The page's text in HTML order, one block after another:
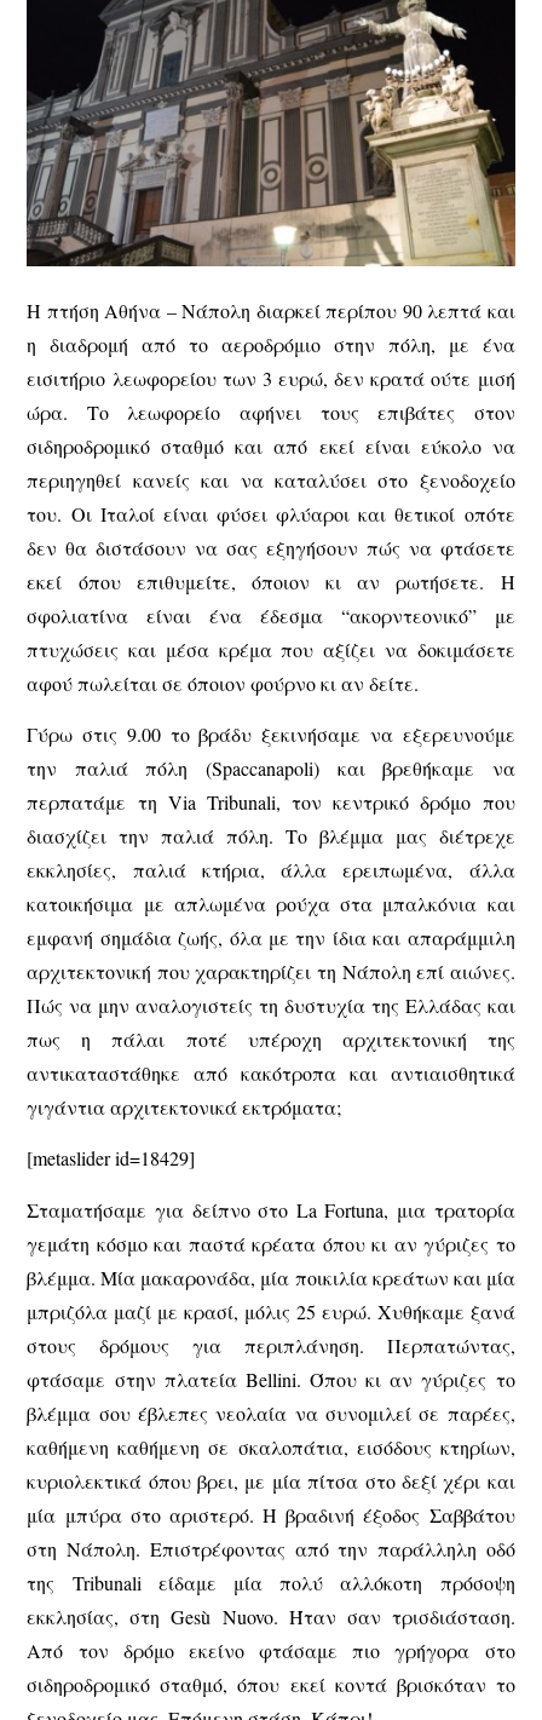
Η πτήση Αθήνα – Νάπολη διαρκεί περίπου 90 λεπτά και
η διαδρομή από το αεροδρόμιο στην πόλη, με ένα
εισιτήριο λεωφορείου των 3 ευρώ, δεν κρατά ούτε μισή
ώρα. Το λεωφορείο αφήνει τους επιβάτες στον
σιδηροδρομικό σταθμό και από εκεί είναι εύκολο να
περιηγηθεί κανείς και να καταλύσει στο ξενοδοχείο
του. Οι Ιταλοί είναι φύσει φλύαροι και θετικοί οπότε
δεν θα διστάσουν να σας εξηγήσουν πώς να φτάσετε
εκεί όπου επιθυμείτε, όποιον κι αν ρωτήσετε. Η
σφολιατίνα είναι ένα έδεσμα “ακορντεονικό” με
πτυχώσεις και μέσα κρέμα που αξίζει να δοκιμάσετε
αφού πωλείται σε όποιον φούρνο κι αν δείτε.
Γύρω στις 9.00 το βράδυ ξεκινήσαμε να εξερευνούμε
την παλιά πόλη (Spaccanapoli) και βρεθήκαμε να
περπατάμε τη Via Tribunali, τον κεντρικό δρόμο που
διασχίζει την παλιά πόλη. Το βλέμμα μας διέτρεχε
εκκλησίες, παλιά κτήρια, άλλα ερειπωμένα, άλλα
κατοικήσιμα με απλωμένα ρούχα στα μπαλκόνια και
εμφανή σημάδια ζωής, όλα με την ίδια και απαράμμιλη
αρχιτεκτονική που χαρακτηρίζει τη Νάπολη επί αιώνες.
Πώς να μην αναλογιστείς τη δυστυχία της Ελλάδας και
πως η πάλαι ποτέ υπέροχη αρχιτεκτονική της
αντικαταστάθηκε από κακότροπα και αντιαισθητικά
γιγάντια αρχιτεκτονικά εκτρόματα;
[metaslider id=18429]
Σταματήσαμε για δείπνο στο La Fortuna, μια τρατορία
γεμάτη κόσμο και παστά κρέατα όπου κι αν γύριζες το
βλέμμα. Μία μακαρονάδα, μία ποικιλία κρεάτων και μία
μπριζόλα μαζί με κρασί, μόλις 25 ευρώ. Χυθήκαμε ξανά
στους δρόμους για περιπλάνηση. Περπατώντας,
φτάσαμε στην πλατεία Bellini. Όπου κι αν γύριζες το
βλέμμα σου έβλεπες νεολαία να συνομιλεί σε παρέες,
καθήμενη καθήμενη σε σκαλοπάτια, εισόδους κτηρίων,
κυριολεκτικά όπου βρει, με μία πίτσα στο δεξί χέρι και
μία μπύρα στο αριστερό. Η βραδινή έξοδος Σαββάτου
στη Νάπολη. Επιστρέφοντας από την παράλληλη οδό
της Tribunali είδαμε μία πολύ αλλόκοτη πρόσοψη
εκκλησίας, στη Gesù Nuovo. Ήταν σαν τρισδιάσταση.
Από τον δρόμο εκείνο φτάσαμε πιο γρήγορα στο
σιδηροδρομικό σταθμό, όπου εκεί κοντά βρισκόταν το